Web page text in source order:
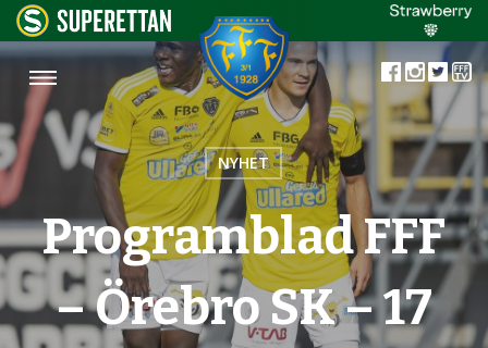
NYHET
Programblad FFF
– Örebro SK – 17